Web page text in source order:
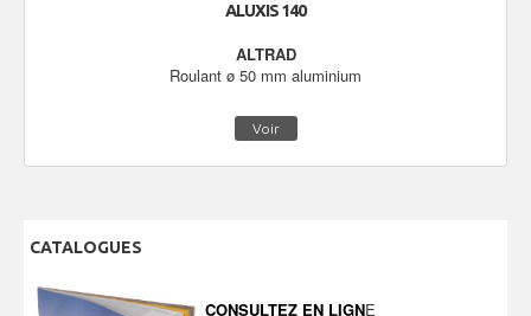
ALUXIS 140
ALTRAD
Roulant ø 50 mm aluminium
Voir
CATALOGUES
CONSULTEZ EN LIGNE